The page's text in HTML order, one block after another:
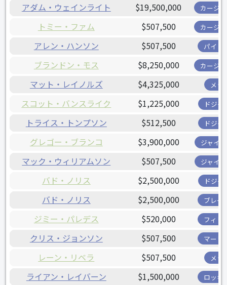
アダム・ウェインライト $19,500,000 カージ
トミー・ファム $507,500 カージ
アレン・ハンソン $507,500 パイレ
ブランドン・モス $8,250,000 カージ
マット・レイノルズ $4,325,000 メッ
スコット・バンスライク $1,225,000 ドジャ
トライス・トンプソン $512,500 ドジャ
グレゴー・ブランコ $3,900,000 ジャイ
マック・ウィリアムソン $507,500 ジャイ
バド・ノリス $2,500,000 ドジャ
バド・ノリス $2,500,000 ブレー
ジミー・パレデス $520,000 フィリ
クリス・ジョンソン $507,500 マーリ
レーン・リベラ $507,500 メッ
ライアン・レイバーン $1,500,000 ロッキ